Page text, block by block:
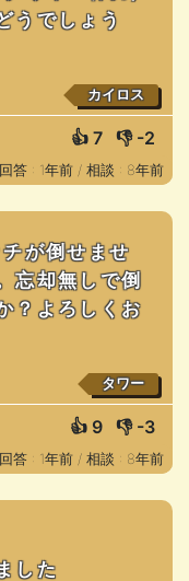
うでしょう
カイロス
👍 7 👎 -2
回答 : 1年前 / 相談 : 8年前
が倒せませ
忘却無しで倒
？よろしくお
タワー
👍 9 👎 -3
回答 : 1年前 / 相談 : 8年前
した